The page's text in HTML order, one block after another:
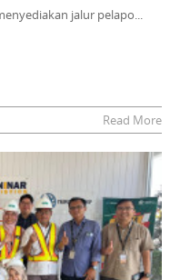
jalur pelapo...
Read More